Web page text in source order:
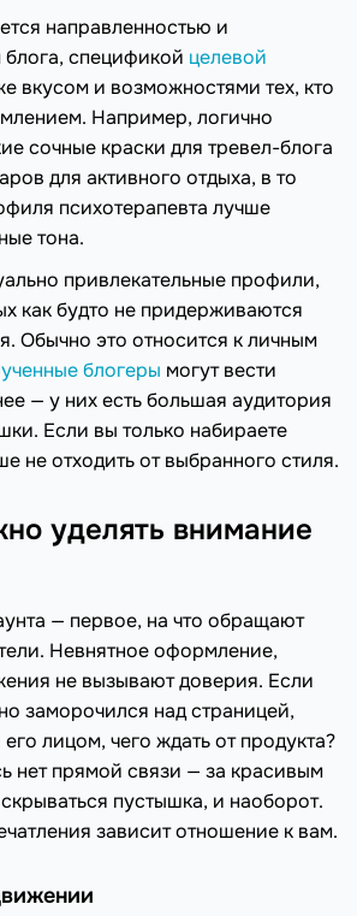
направленностью и
спецификой целевой
вкусом и возможностями тех, кто
Например, логично
сочные краски для тревел-блога
для активного отдыха, в то
психотерапевта лучше
тона.
привлекательные профили,
как будто не придерживаются
Обычно это относится к личным
блогеры могут вести
— у них есть большая аудитория
Если вы только набираете
не отходить от выбранного стиля.
уделять внимание
— первое, на что обращают
Невнятное оформление,
не вызывают доверия. Если
заморочился над страницей,
лицом, чего ждать от продукта?
нет прямой связи — за красивым
пустышка, и наоборот.
зависит отношение к вам.